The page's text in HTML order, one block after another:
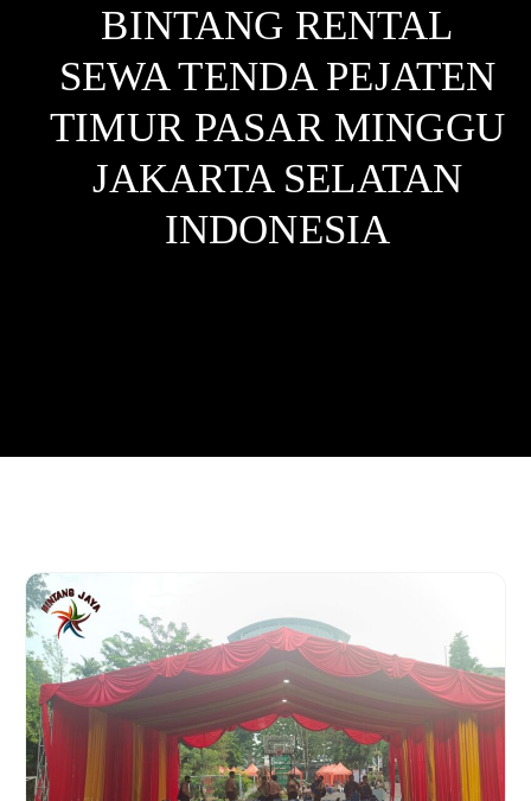
BINTANG RENTAL
SEWA TENDA PEJATEN
TIMUR PASAR MINGGU
JAKARTA SELATAN
INDONESIA